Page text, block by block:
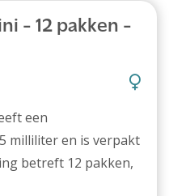
- 12 pakken -
een
milliliter en is verpakt
betreft 12 pakken,